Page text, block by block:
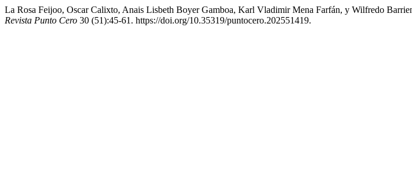
La Rosa Feijoo, Oscar Calixto, Anais Lisbeth Boyer Gamboa, Karl Vladimir Mena Farfán, y Wilfredo
Revista Punto Cero 30 (51):45-61. https://doi.org/10.35319/puntocero.202551419.